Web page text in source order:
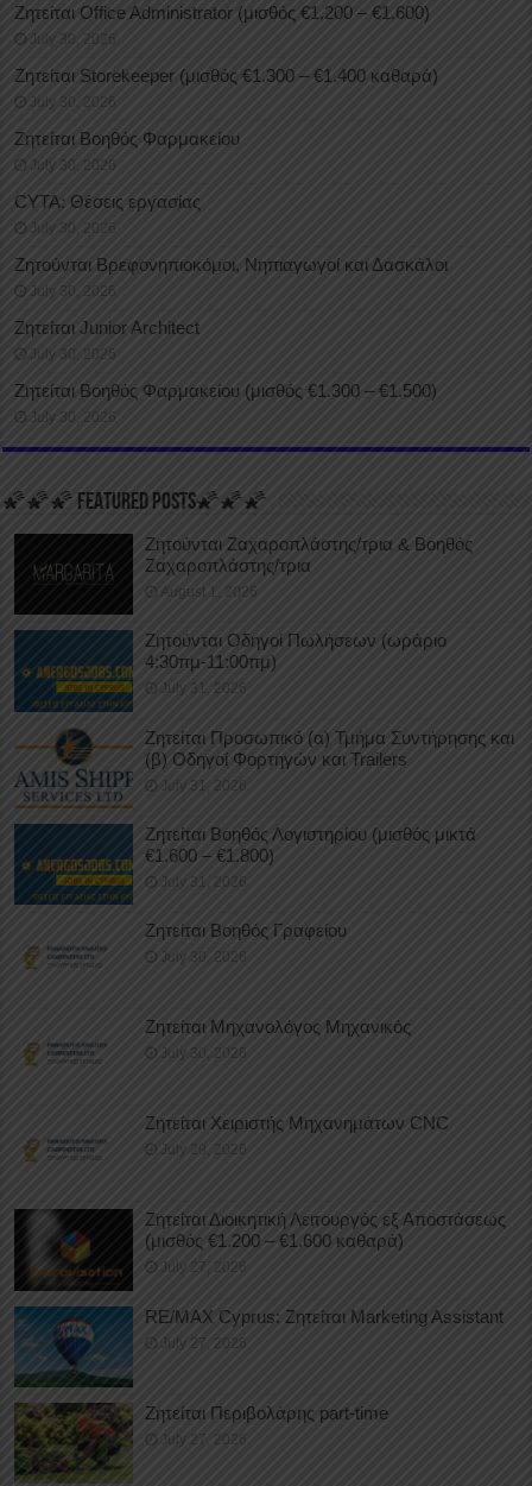
Ζητείται Office Administrator (μισθός €1.200 – €1.600)
July 30, 2026
Ζητείται Storekeeper (μισθός €1.300 – €1.400 καθαρά)
July 30, 2026
Ζητείται Βοηθός Φαρμακείου
July 30, 2026
CYTA: Θέσεις εργασίας
July 30, 2026
Ζητούνται Βρεφονηπιοκόμοι, Νηπιαγωγοί και Δασκάλοι
July 30, 2026
Ζητείται Junior Architect
July 30, 2026
Ζητείται Βοηθός Φαρμακείου (μισθός €1.300 – €1.500)
July 30, 2026
🌠🌠🌠 FEATURED POSTS🌠🌠🌠
Ζητούνται Ζαχαροπλάστης/τρια & Βοηθός
Ζαχαροπλάστης/τρια
August 1, 2026
Ζητούνται Οδηγοί Πωλήσεων (ωράριο
4:30πμ-11:00πμ)
July 31, 2026
Ζητείται Προσωπικό (α) Τμήμα Συντήρησης και
(β) Οδηγοί Φορτηγών και Trailers
July 31, 2026
Ζητείται Βοηθός Λογιστηρίου (μισθός μικτά
€1.600 – €1.800)
July 31, 2026
Ζητείται Βοηθός Γραφείου
July 30, 2026
Ζητείται Μηχανολόγος Μηχανικός
July 30, 2026
Ζητείται Χειριστής Μηχανημάτων CNC
July 29, 2026
Ζητείται Διοικητική Λειτουργός εξ Αποστάσεως
(μισθός €1.200 – €1.600 καθαρά)
July 27, 2026
RE/MAX Cyprus: Ζητείται Marketing Assistant
July 27, 2026
Ζητείται Περιβολάρης part-time
July 27, 2026